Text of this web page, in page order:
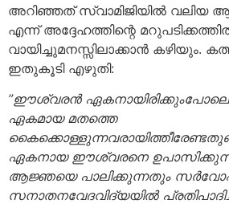
അറിഞ്ഞത് സ്വാമിജിയില്‍ വലിയ
എന്ന് അദ്ദേഹത്തിന്റെ
വായിച്ചുമനസ്സിലാക്കാന്‍ കഴിയും.
ഇതുകൂടി എഴുതി:
”ഈശ്വരന്‍
ഏകമായ മതത്തെ
ഏകനായ ഈശ്വരനെ
ആജ്ഞയെ പാലിക്കുന്നതും
സനാതനവേദവിദ്യയില്‍